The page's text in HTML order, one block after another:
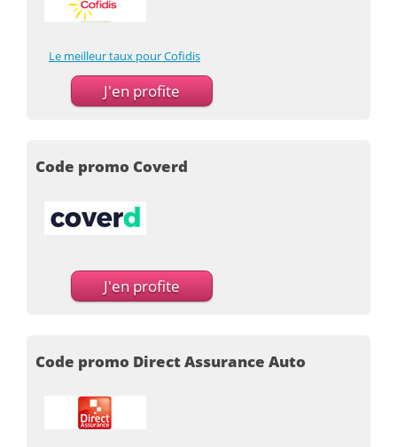
Le meilleur taux pour Cofidis
J'en profite
Code promo Coverd
J'en profite
Code promo Direct Assurance Auto